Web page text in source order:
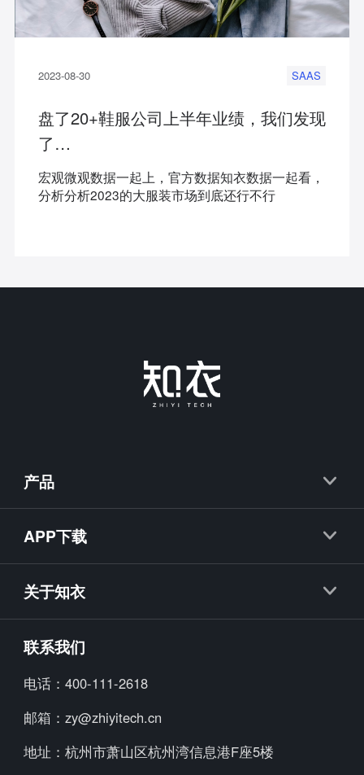
2023-08-30 SAAS
盘了20+鞋服公司上半年业绩，我们发现
了…
宏观微观数据一起上，官方数据知衣数据一起看，
分析分析2023的大服装市场到底还行不行
产品
知款
知小布
知小衣
海外探款
美念
炼丹炉
APP下载
海外探款APP
关于知衣
加入我们
行业资讯
公司动态
联系我们
电话： 400-111-2618
邮箱： zy@zhiyitech.cn
地址： 杭州市萧山区杭州湾信息港F座5楼